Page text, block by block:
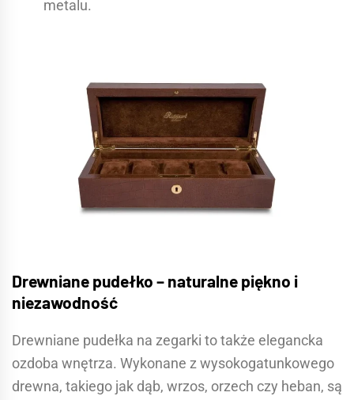
metalu.
Drewniane pudełko – naturalne piękno i
niezawodność
Drewniane pudełka na zegarki to także elegancka
ozdoba wnętrza. Wykonane z wysokogatunkowego
drewna, takiego jak dąb, wrzos, orzech czy heban, są